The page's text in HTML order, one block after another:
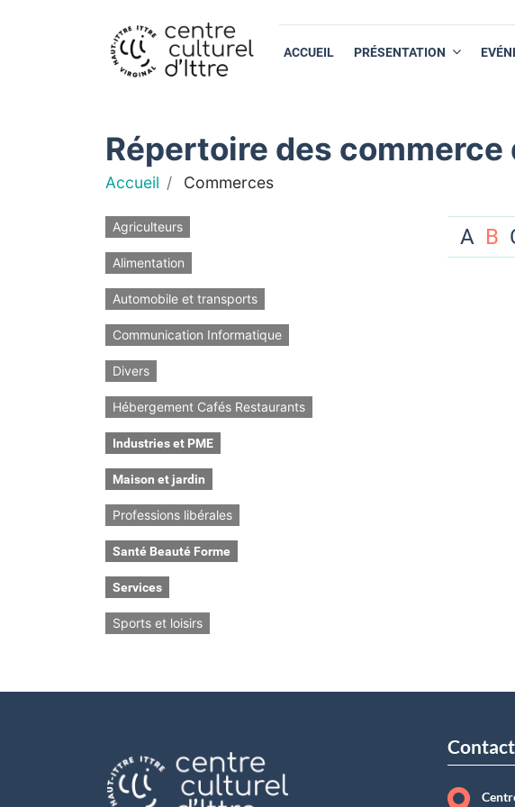
ACCUEIL PRÉSENTATION
Répertoire des commerce
Accueil Commerces
Agriculteurs
Alimentation
Automobile et transports
Communication Informatique
Divers
Hébergement Cafés Restaurants
Industries et PME
Maison et jardin
Professions libérales
Santé Beauté Forme
Services
Sports et loisirs
A B
Contact